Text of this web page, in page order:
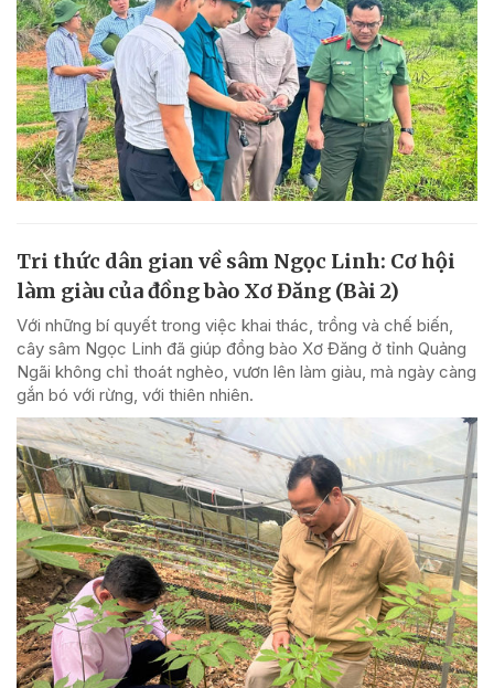
Tri thức dân gian về sâm Ngọc Linh: Cơ hội
làm giàu của đồng bào Xơ Đăng (Bài 2)
Với những bí quyết trong việc khai thác, trồng và chế biến,
cây sâm Ngọc Linh đã giúp đồng bào Xơ Đăng ở tỉnh Quảng
Ngãi không chỉ thoát nghèo, vươn lên làm giàu, mà ngày càng
gắn bó với rừng, với thiên nhiên.